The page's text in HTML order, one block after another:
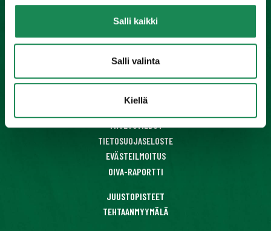
Salli kaikki
Salli valinta
Kiellä
KONDITORIATUOTTEET
VALMISRUOAT
MEHUKEITOT
YHTEYSTIEDOT
TIETOSUOJASELOSTE
EVÄSTEILMOITUS
OIVA-RAPORTTI
JUUSTOPISTEET
TEHTAANMYYMÄLÄ